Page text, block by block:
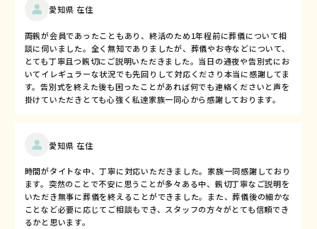
愛知県 在住
両親が会員であったこともあり、終活のため1年程前に葬儀について相
談に伺いました。全く無知でありましたが、葬儀やお寺などについて、
とても丁寧且つ親切にご説明いただきました。当日の通夜や告別式にお
いてイレギュラーな状況でも先回りして対応くださり本当に感謝してま
す。告別式を終えた後も困ったことがあれば何でも連絡くださいと声を
掛けていただきとても心強く私達家族一同心から感謝しております。
愛知県 在住
時間がタイトな中、丁寧に対応いただきました。家族一同感謝しており
ます。突然のことで不安に思うことが多々ある中、親切丁寧なご説明を
いただき無事に葬儀を終えることができました。また、葬儀後の細かな
ことなど必要に応じてご相談もでき、スタッフの方々がとても信頼でき
るかと思います。